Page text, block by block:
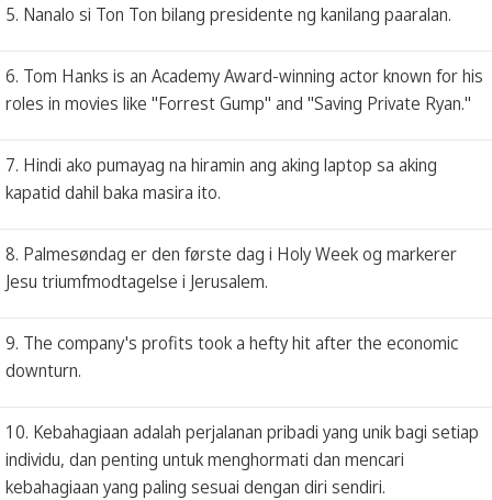
5. Nanalo si Ton Ton bilang presidente ng kanilang paaralan.
6. Tom Hanks is an Academy Award-winning actor known for his
roles in movies like "Forrest Gump" and "Saving Private Ryan."
7. Hindi ako pumayag na hiramin ang aking laptop sa aking
kapatid dahil baka masira ito.
8. Palmesøndag er den første dag i Holy Week og markerer
Jesu triumfmodtagelse i Jerusalem.
9. The company's profits took a hefty hit after the economic
downturn.
10. Kebahagiaan adalah perjalanan pribadi yang unik bagi setiap
individu, dan penting untuk menghormati dan mencari
kebahagiaan yang paling sesuai dengan diri sendiri.